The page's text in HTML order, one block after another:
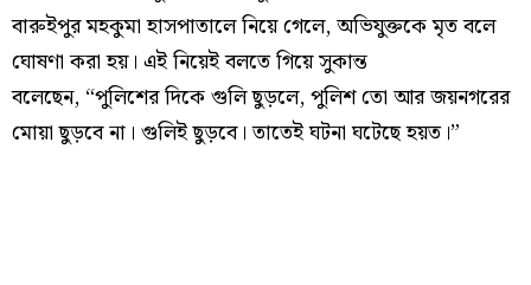
বারুইপুর মহকুমা হাসপাতালে নিয়ে গেলে, অভিযুক্তকে মৃত বলে
ঘোষণা করা হয়। এই নিয়েই বলতে গিয়ে সুকান্ত
বলেছেন, “পুলিশের দিকে গুলি ছুড়লে, পুলিশ তো আর জয়নগরের
মোয়া ছুড়বে না। গুলিই ছুড়বে। তাতেই ঘটনা ঘটেছে হয়ত।”